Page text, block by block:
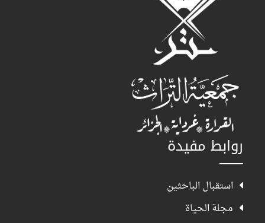
روابط مفيدة
استقبال الباحثين
مجلة الحياة